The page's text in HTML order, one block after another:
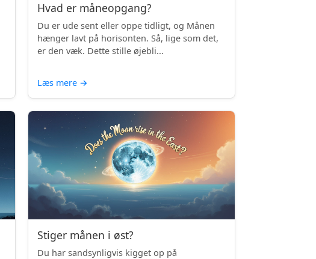
Hvad er måneopgang?
Du er ude sent eller oppe tidligt, og Månen
hænger lavt på horisonten. Så, lige som det,
er den væk. Dette stille øjebli...
Læs mere →
Stiger månen i øst?
Du har sandsynligvis kigget op på